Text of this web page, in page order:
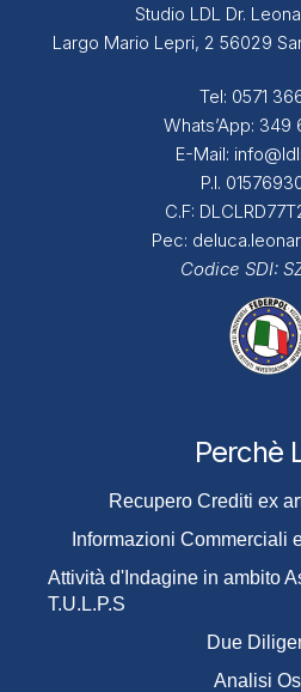
Studio LDL Dr.
Largo Mario Lepri, 2 56029
Tel: 0571
Whats’App: 349
E-Mail:
P.I.
C.F:
Pec:
Codice SDI:
Perchè
Recupero Crediti ex
Informazioni Commerciali
Attività d'Indagine in ambito
T.U.L.P.S
Due
Analisi